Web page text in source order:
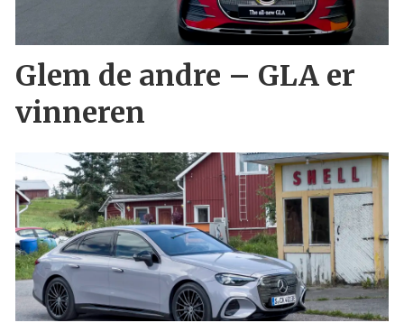
Glem de andre – GLA er
vinneren